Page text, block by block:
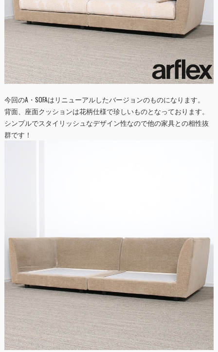
今回のA・SOFAはリニューアルしたバージョンのものになります。
背面、座面クッションは花柄仕様で珍しいものとなっております。
シンプルでスタイリッシュなデザイン性なので他の家具との相性抜
群です！